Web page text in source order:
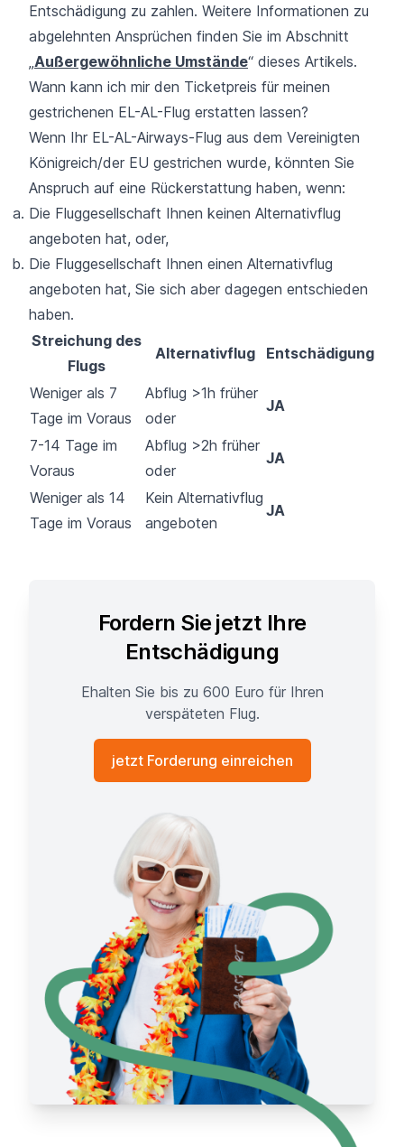
Entschädigung zu zahlen. Weitere Informationen zu
abgelehnten Ansprüchen finden Sie im Abschnitt
Außergewöhnliche Umstände“ dieses Artikels.
Wann kann ich mir den Ticketpreis für meinen
gestrichenen EL-AL-Flug erstatten lassen?
Wenn Ihr EL-AL-Airways-Flug aus dem Vereinigten
Königreich/der EU gestrichen wurde, könnten Sie
Anspruch auf eine Rückerstattung haben, wenn:
Die Fluggesellschaft Ihnen keinen Alternativflug
angeboten hat, oder,
Die Fluggesellschaft Ihnen einen Alternativflug
angeboten hat, Sie sich aber dagegen entschieden
haben.
Streichung des
Flugs
Alternativflug Entschädigung
Weniger als 7
Tage im Voraus
Abflug >1h früher
oder
JA
7-14 Tage im
Voraus
Abflug >2h früher
oder
JA
Weniger als 14
Tage im Voraus
Kein Alternativflug
angeboten
JA
Fordern Sie jetzt Ihre
Entschädigung
Ehalten Sie bis zu 600 Euro für Ihren
verspäteten Flug.
jetzt Forderung einreichen